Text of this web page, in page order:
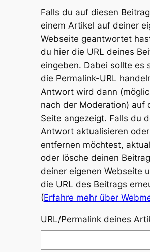
Falls du auf diesen
einem Artikel auf deiner
Webseite geantwortet
du hier die URL deines
eingeben. Dabei sollte es
die Permalink-URL
Antwort wird dann
nach der Moderation) auf
Seite angezeigt. Falls du
Antwort aktualisieren oder
entfernen möchtest,
oder lösche deinen
deiner eigenen Webseite
die URL des Beitrags
(Erfahre mehr über
URL/Permalink deines